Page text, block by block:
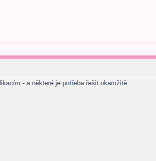
- a některé je potřeba řešit okamžitě.